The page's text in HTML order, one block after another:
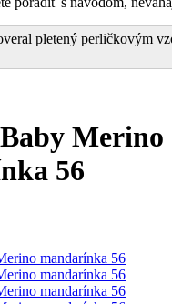
pletený perličkovým
Merino
56